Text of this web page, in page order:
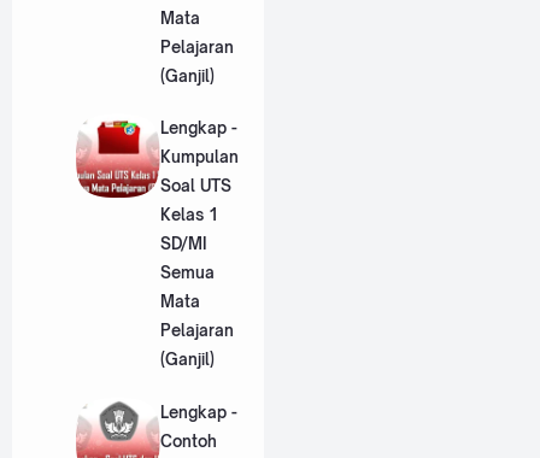
Mata
Pelajaran
(Ganjil)
Lengkap -
Kumpulan
Soal UTS
Kelas 1
SD/MI
Semua
Mata
Pelajaran
(Ganjil)
Lengkap -
Contoh